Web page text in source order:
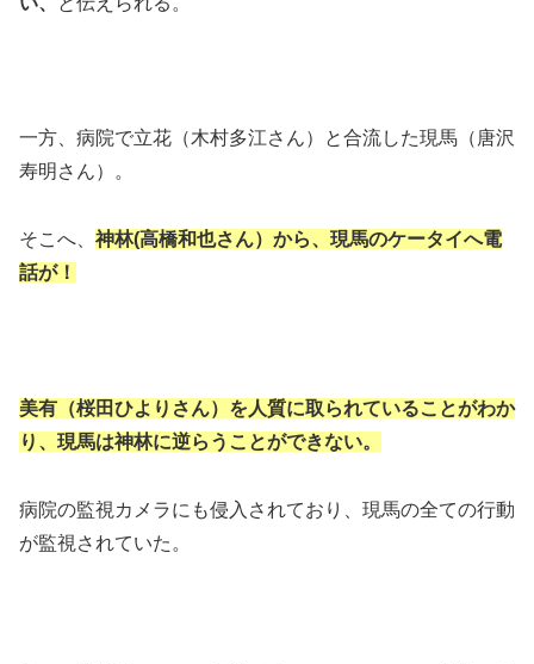
一方、病院で立花（木村多江さん）と合流した現馬（唐沢
寿明さん）。
そこへ、 神林(高橋和也さん）から、現馬のケータイへ電
話が！
美有（桜田ひよりさん）を人質に取られていることがわか
り、現馬は神林に逆らうことができない。
病院の監視カメラにも侵入されており、現馬の全ての行動
が監視されていた。